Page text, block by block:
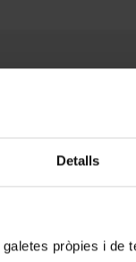
Detalls
pròpies i de